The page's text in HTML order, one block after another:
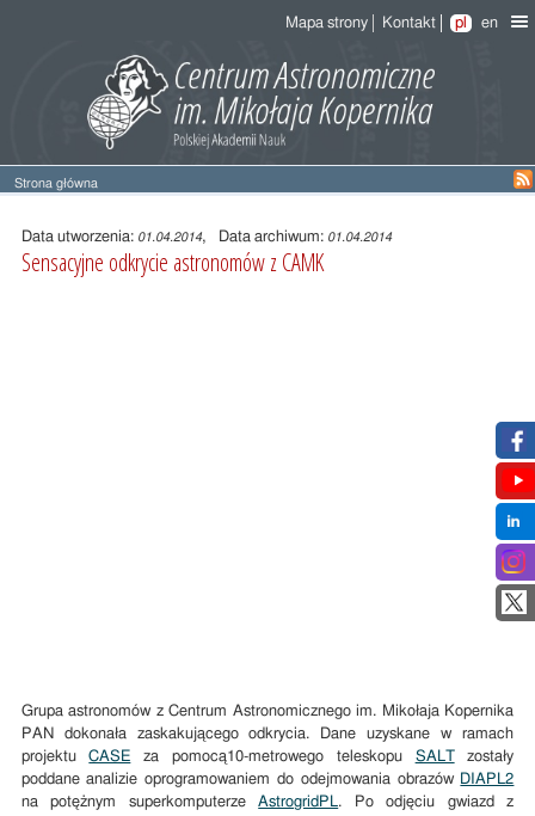
Mapa strony Kontakt pl en
Strona główna
Treść
wpisuData utworzenia: 01.04.2014, Data archiwum: 01.04.2014
Sensacyjne odkrycie astronomów z CAMK
Grupa astronomów z Centrum Astronomicznego im. Mikołaja Kopernika
PAN dokonała zaskakującego odkrycia. Dane uzyskane w ramach
projektuCASE za pomocą10-metrowego teleskopu SALT
zostały
poddane analizie oprogramowaniem do odejmowania obrazów DIAPL2
na potężnym superkomputerzeAstrogridPL. Po odjęciu gwiazd z